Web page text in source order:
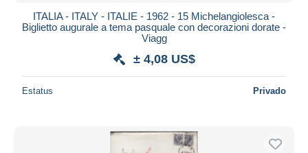
ITALIA - ITALY - ITALIE - 1962 - 15 Michelangiolesca -
Biglietto augurale a tema pasquale con decorazioni dorate -
Viagg
± 4,08 US$
Estatus Privado